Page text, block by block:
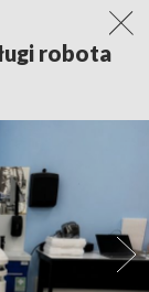
robota